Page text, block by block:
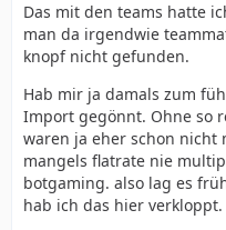
Das mit den teams hatte
man da irgendwie
knopf nicht gefunden.
Hab mir ja damals zum
Import gegönnt. Ohne so
waren ja eher schon nicht
mangels flatrate nie
botgaming. also lag es
hab ich das hier verkloppt.